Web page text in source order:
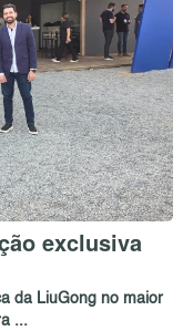
exclusiva
da LiuGong no maior
...